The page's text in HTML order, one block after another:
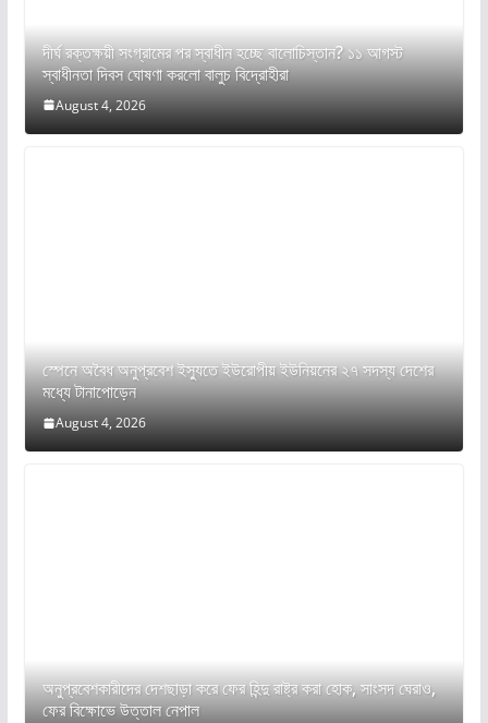
দীর্ঘ রক্তক্ষয়ী সংগ্রামের পর স্বাধীন হচ্ছে বালোচিস্তান? ১১ আগস্ট
স্বাধীনতা দিবস ঘোষণা করলো বালুচ বিদ্রোহীরা
August 4, 2026
স্পেনে অবৈধ অনুপ্রবেশ ইস্যুতে ইউরোপীয় ইউনিয়নের ২৭ সদস্য দেশের
মধ্যে টানাপোড়েন
August 4, 2026
অনুপ্রবেশকারীদের দেশছাড়া করে ফের হিন্দু রাষ্ট্র করা হোক, সাংসদ ঘেরাও,
ফের বিক্ষোভে উত্তাল নেপাল